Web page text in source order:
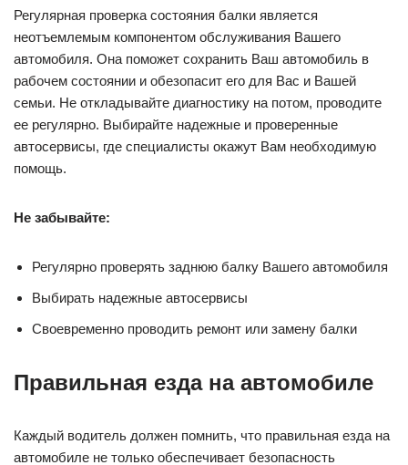
Регулярная проверка состояния балки является
неотъемлемым компонентом обслуживания Вашего
автомобиля. Она поможет сохранить Ваш автомобиль в
рабочем состоянии и обезопасит его для Вас и Вашей
семьи. Не откладывайте диагностику на потом, проводите
ее регулярно. Выбирайте надежные и проверенные
автосервисы, где специалисты окажут Вам необходимую
помощь.
Не забывайте:
Регулярно проверять заднюю балку Вашего автомобиля
Выбирать надежные автосервисы
Своевременно проводить ремонт или замену балки
Правильная езда на автомобиле
Каждый водитель должен помнить, что правильная езда на
автомобиле не только обеспечивает безопасность